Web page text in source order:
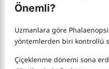
Önemli?
Uzmanlara göre
yöntemlerden biri kontrollü
Çiçeklenme dönemi sona